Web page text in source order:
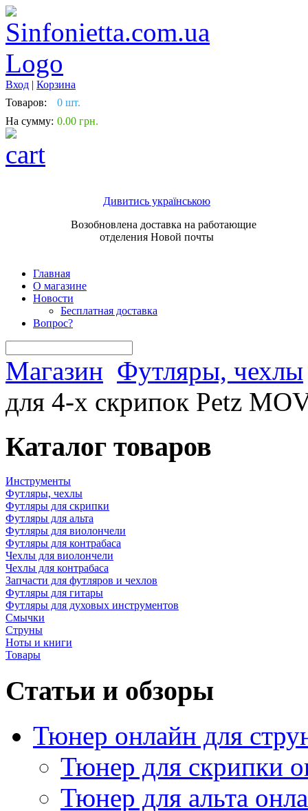
Вход | Корзина
Товаров:
0 шт.
На сумму: 0.00 грн.
Дивитись українською
Возобновлена доставка на работающие
отделения Новой почты
Главная
О магазине
Новости
Бесплатная доставка
Вопрос?
Магазин Футляры, чехлы
для 4-х скрипок Petz
Каталог товаров
Инструменты
Футляры, чехлы
Футляры для скрипки
Футляры для альта
Футляры для виолончели
Футляры для контрабаса
Чехлы для виолончели
Чехлы для контрабаса
Запчасти для футляров и чехлов
Футляры для гитары
Футляры для духовых инструментов
Смычки
Струны
Ноты и книги
Товары
Статьи и обзоры
Тюнер онлайн для
Тюнер для скрипки
Тюнер для альта